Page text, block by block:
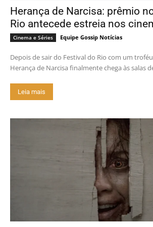
Herança de Narcisa: prêmio
Rio antecede estreia nos
Cinema e Séries Equipe Gossip Notícias
Depois de sair do Festival do Rio com um
Herança de Narcisa finalmente chega às salas
Leia mais